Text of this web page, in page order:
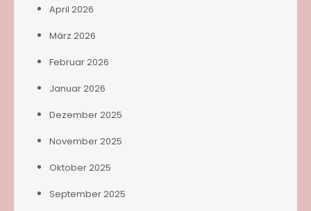
April 2026
März 2026
Februar 2026
Januar 2026
Dezember 2025
November 2025
Oktober 2025
September 2025